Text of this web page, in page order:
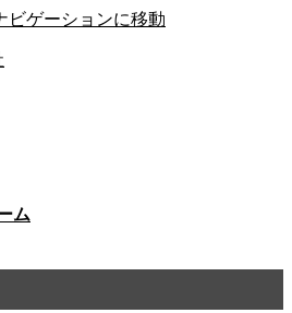
ビゲーションに移動
ム